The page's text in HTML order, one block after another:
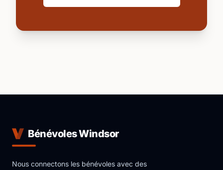
Bénévoles Windsor
Nous connectons les bénévoles avec des